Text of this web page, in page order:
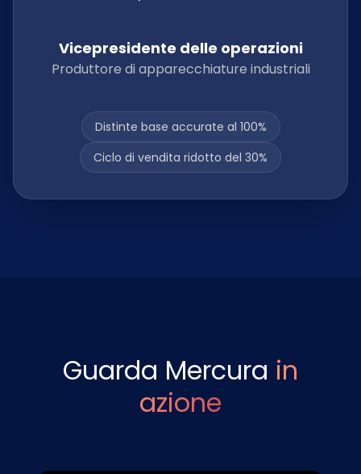
Vicepresidente delle operazioni
Produttore di apparecchiature industriali
Distinte base accurate al 100%
Ciclo di vendita ridotto del 30%
Guarda Mercura in
azione